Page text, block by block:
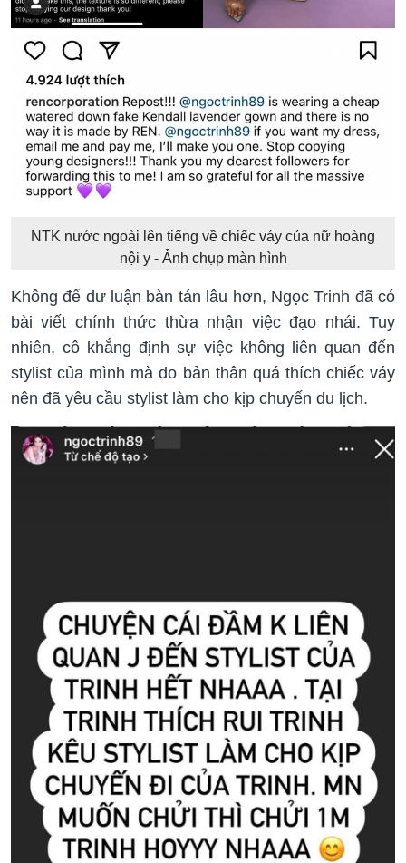
NTK nước ngoài lên tiếng về chiếc váy của nữ hoàng
nội y - Ảnh chụp màn hình
Không để dư luận bàn tán lâu hơn, Ngọc Trinh đã có
bài viết chính thức thừa nhận việc đạo nhái. Tuy
nhiên, cô khẳng định sự việc không liên quan đến
stylist của mình mà do bản thân quá thích chiếc váy
nên đã yêu cầu stylist làm cho kịp chuyến du lịch.